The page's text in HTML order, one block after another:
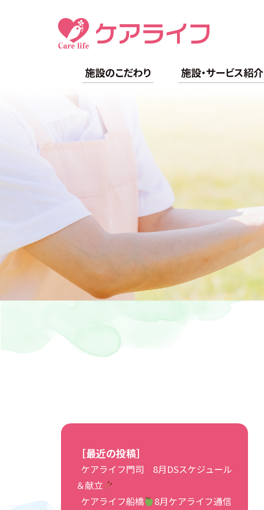
施設のこだわり 施設・サービス紹介
［最近の投稿］
ケアライフ門司 8月DSスケジュール
＆献立
ケアライフ船橋
8月ケアライフ通信